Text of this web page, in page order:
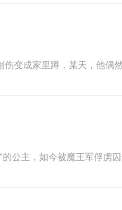
变成家里蹲，某天，他偶
公主，如今被魔王军俘虏囚